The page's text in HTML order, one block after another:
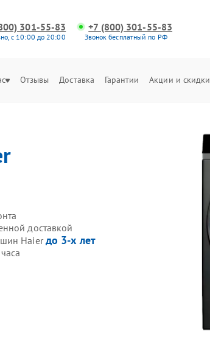
301-55-83
с 10:00 до 20:00
+7 (800) 301-55-83
Звонок бесплатный по РФ
Отзывы Доставка Гарантии Акции и скидки
доставкой
Haierдо 3-х лет